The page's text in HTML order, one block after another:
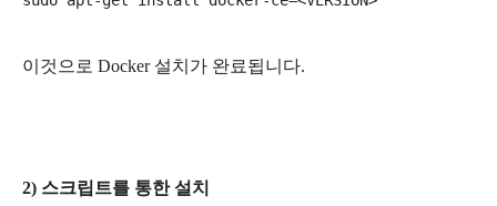
이것으로 Docker 설치가 완료됩니다.
2) 스크립트를 통한 설치